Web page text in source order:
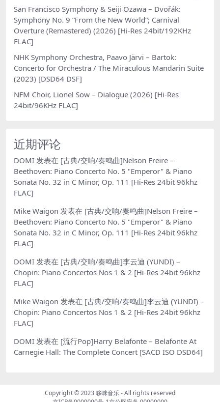
San Francisco Symphony & Seiji Ozawa – Dvořák:
Symphony No. 9 “From the New World”; Carnival
Overture (Remastered) (2026) [Hi-Res 24bit/192KHz
FLAC]
NHK Symphony Orchestra, Paavo Järvi – Bartok:
Concerto for Orchestra / The Miraculous Mandarin Suite
(2023) [DSD64 DSF]
NFM Choir, Lionel Sow – Dialogue (2026) [Hi-Res
24bit/96KHz FLAC]
近期评论
DOMI 发表在 [古典/交响/奏鸣曲]Nelson Freire –
Beethoven: Piano Concerto No. 5 "Emperor" & Piano
Sonata No. 32 in C Minor, Op. 111 [Hi-Res 24bit 96khz
FLAC]
Mike Waigon 发表在 [古典/交响/奏鸣曲]Nelson Freire –
Beethoven: Piano Concerto No. 5 "Emperor" & Piano
Sonata No. 32 in C Minor, Op. 111 [Hi-Res 24bit 96khz
FLAC]
DOMI 发表在 [古典/交响/奏鸣曲]李云迪 (YUNDI) –
Chopin: Piano Concertos Nos 1 & 2 [Hi-Res 24bit 96khz
FLAC]
Mike Waigon 发表在 [古典/交响/奏鸣曲]李云迪 (YUNDI) –
Chopin: Piano Concertos Nos 1 & 2 [Hi-Res 24bit 96khz
FLAC]
DOMI 发表在 [流行Pop]Harry Belafonte – Belafonte At
Carnegie Hall: The Complete Concert [SACD ISO DSD64]
Copyright © 2023哆咪音乐- All rights reserved